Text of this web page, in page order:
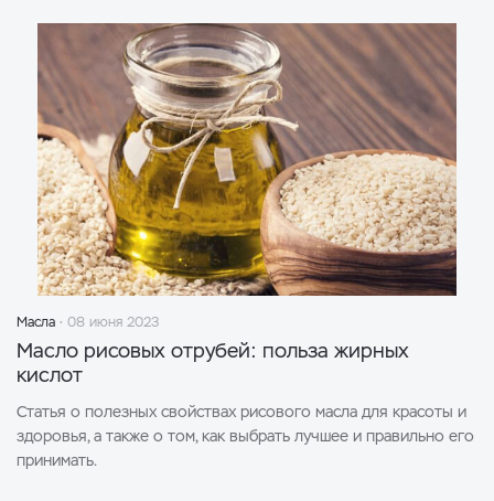
Масла 08 июня 2023
Масло рисовых отрубей: польза жирных
кислот
Статья о полезных свойствах рисового масла для красоты и
здоровья, а также о том, как выбрать лучшее и правильно его
принимать.